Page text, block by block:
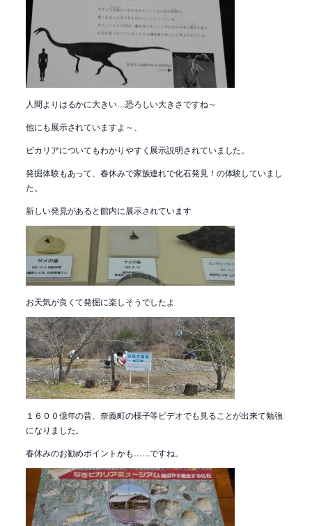
人間よりはるかに大きい…恐ろしい大きさですね～
他にも展示されていますよ～、
ビカリアについてもわかりやすく展示説明されていました。
発掘体験もあって、春休みで家族連れで化石発見！の体験していまし
た。
新しい発見があると館内に展示されています
お天気が良くて発掘に楽しそうでしたよ
１６００億年の昔、奈義町の様子等ビデオでも見ることが出来て勉強
になりました。
春休みのお勧めポイントかも……ですね。